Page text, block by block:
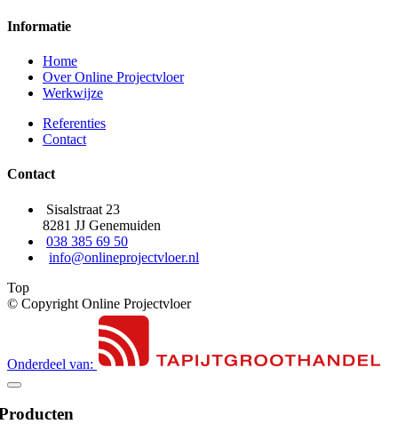
Informatie
Home
Over Online Projectvloer
Werkwijze
Referenties
Contact
Contact
Sisalstraat 23
8281 JJ Genemuiden
038 385 69 50
info@onlineprojectvloer.nl
Top
© Copyright Online Projectvloer
Onderdeel van: